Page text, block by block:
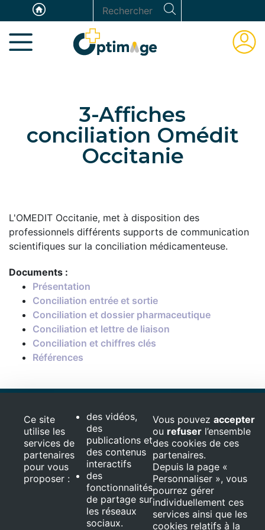
au
contenu
principal
Rechercher
3-Affiches
conciliation Omédit
Occitanie
L'OMEDIT Occitanie, met à disposition des
professionnels différents supports de communication
scientifiques sur la conciliation médicamenteuse.
Documents :
Présentation
Conciliation entrée et sortie
Conciliation et dossier pharmaceutique
Conciliation et lettre de liaison
Conciliation et chiffres clés
Références
Régional (FEDER)
© 2026 Optimage,
REIPO. Tous droits
réservés
Mentions
Panneau de gestion des cookies
Ce site
utilise les
services de
partenaires
pour vous
proposer :
des vidéos,
des
publications et
des contenus
interactifs
des
fonctionnalités
de partage sur
les réseaux
sociaux.
Vous pouvez accepter
ou refuser l’ensemble
des cookies de ces
partenaires.
Depuis la page «
Personnaliser », vous
pourrez gérer
individuellement ces
services ainsi que les
cookies relatifs à la